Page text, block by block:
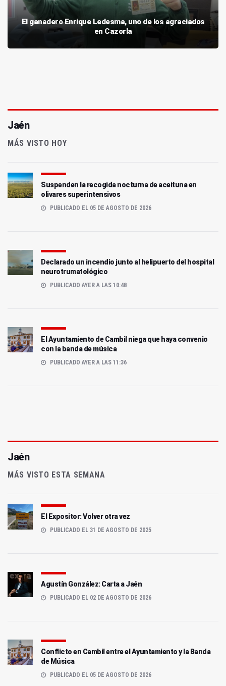
El ganadero Enrique Ledesma, uno de los agraciados
en Cazorla
Jaén
MÁS VISTO HOY
Suspenden la recogida nocturna de aceituna en
olivares superintensivos
PUBLICADO EL 05 DE AGOSTO DE 2026
Declarado un incendio junto al helipuerto del hospital
neurotrumatológico
PUBLICADO AYER A LAS 10:48
El Ayuntamiento de Cambil niega que haya convenio
con la banda de música
PUBLICADO AYER A LAS 11:36
Jaén
MÁS VISTO ESTA SEMANA
El Expositor: Volver otra vez
PUBLICADO EL 31 DE AGOSTO DE 2025
Agustín González: Carta a Jaén
PUBLICADO EL 02 DE AGOSTO DE 2026
Conflicto en Cambil entre el Ayuntamiento y la Banda
de Música
PUBLICADO EL 05 DE AGOSTO DE 2026